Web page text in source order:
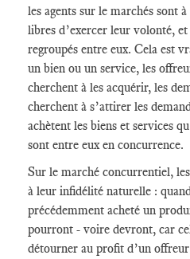
les agents sur le marchés sont
libres d’exercer leur volonté,
regroupés entre eux. Cela est
un bien ou un service, les
cherchent à les acquérir, les
cherchent à s’attirer les
achètent les biens et services
sont entre eux en concurrence.
Sur le marché concurrentiel,
à leur infidélité naturelle :
précédemment acheté un
pourront - voire devront, car
détourner au profit d’un